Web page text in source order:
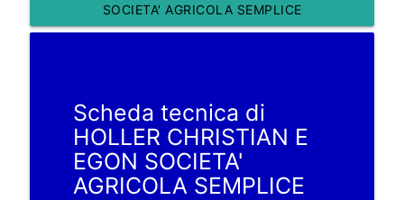
SOCIETA' AGRICOLA SEMPLICE
Scheda tecnica di
HOLLER CHRISTIAN E
EGON SOCIETA'
AGRICOLA SEMPLICE